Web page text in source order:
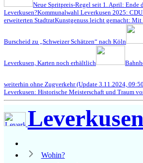
Neue Spritpreis-Regel seit 1. April: Ende
Leverkusen?Kommunalwahl Leverkusen 2025:
erweiterten StadtratKunstgenuss leicht gemacht:
Burscheid zu „Schweizer Schätzen“ nach Köln
Leverkusen, Karten noch erhältlich
weiterhin ohne Zugverkehr (Update 3.11.2024,
Leverkusen: Historische Meisterschaft und Traum
Leverkusen
Wohin?